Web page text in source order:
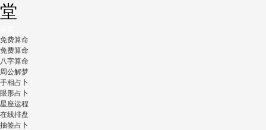
免费算命
免费算命
八字算命
周公解梦
手相占卜
眼形占卜
星座运程
在线排盘
抽签占卜